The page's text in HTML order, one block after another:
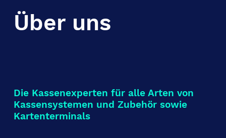
Über uns
Die Kassenexperten für alle Arten von
Kassensystemen und Zubehör sowie
Kartenterminals